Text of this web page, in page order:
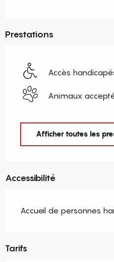
Prestations
Accès
Animaux
Afficher toutes les
Accessibilité
Accueil de personnes
Tarifs